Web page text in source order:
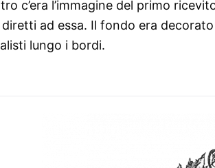
c’era l’immagine del primo
ad essa. Il fondo era
lungo i bordi.